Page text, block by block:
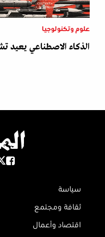
علوم وتكنولوجيا
الذكاء الاصطناعي يعيد
سياسة
ثقافة ومجتمع
اقتصاد وأعمال